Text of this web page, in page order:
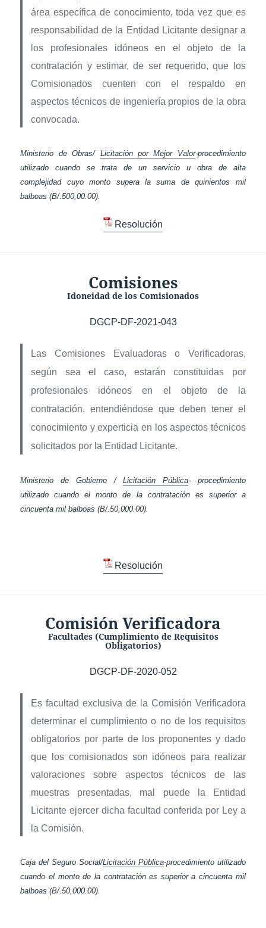
área específica de conocimiento, toda vez que es
responsabilidad de la Entidad Licitante designar a
los profesionales idóneos en el objeto de la
contratación y estimar, de ser requerido, que los
Comisionados cuenten con el respaldo en
aspectos técnicos de ingeniería propios de la obra
convocada.
Ministerio de Obras/ Licitación por Mejor Valor-procedimiento
utilizado cuando se trata de un servicio u obra de alta
complejidad cuyo monto supera la suma de quinientos mil
balboas (B/.500,00.00).
Resolución
Comisiones
Idoneidad de los Comisionados
DGCP-DF-2021-043
Las Comisiones Evaluadoras o Verificadoras,
según sea el caso, estarán constituidas por
profesionales idóneos en el objeto de la
contratación, entendiéndose que deben tener el
conocimiento y experticia en los aspectos técnicos
solicitados por la Entidad Licitante.
Ministerio de Gobierno /Licitación Pública- procedimiento
utilizado cuando el monto de la contratación es superior a
cincuenta mil balboas (B/.50,000.00).
Resolución
Comisión Verificadora
Facultades (Cumplimiento de Requisitos
Obligatorios)
DGCP-DF-2020-052
Es facultad exclusiva de la Comisión Verificadora
determinar el cumplimiento o no de los requisitos
obligatorios por parte de los proponentes y dado
que los comisionados son idóneos para realizar
valoraciones sobre aspectos técnicos de las
muestras presentadas, mal puede la Entidad
Licitante ejercer dicha facultad conferida por Ley a
la Comisión.
Caja del Seguro Social/Licitación Pública-procedimiento utilizado
cuando el monto de la contratación es superior a cincuenta mil
balboas (B/.50,000.00).